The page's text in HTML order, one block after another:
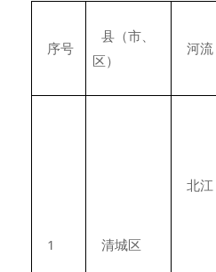
序号
县（市、
区）
河流
1 清城区
北江